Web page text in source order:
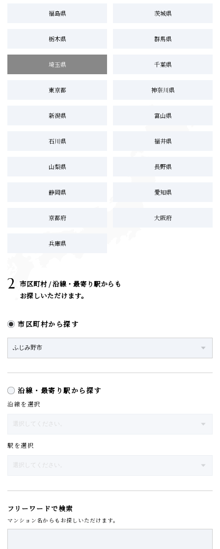
福島県 茨城県
栃木県 群馬県
埼玉県 千葉県
東京都 神奈川県
新潟県 富山県
石川県 福井県
山梨県 長野県
静岡県 愛知県
京都府 大阪府
兵庫県
2 市区町村 / 沿線・最寄り駅からも
お探しいただけます。
市区町村から探す
沿線・最寄り駅から探す
沿線を選択
駅を選択
フリーワードで検索
マンション名からもお探しいただけます。